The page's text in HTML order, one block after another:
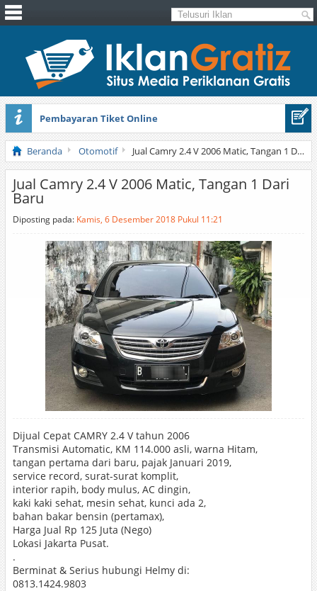
Pembayaran Tiket Online
Masker Sprilulina Tiens
Beranda Otomotif Jual Camry 2.4 V 2006 Matic, Tangan 1 Dari Baru
Jual Camry 2.4 V 2006 Matic, Tangan 1 Dari
Baru
Diposting pada: Kamis, 6 Desember 2018 Pukul 11:21
Dijual Cepat CAMRY 2.4 V tahun 2006
Transmisi Automatic, KM 114.000 asli, warna Hitam,
tangan pertama dari baru, pajak Januari 2019,
service record, surat-surat komplit,
interior rapih, body mulus, AC dingin,
kaki kaki sehat, mesin sehat, kunci ada 2,
bahan bakar bensin (pertamax),
Harga Jual Rp 125 Juta (Nego)
Lokasi Jakarta Pusat.
.
Berminat & Serius hubungi Helmy di:
0813.1424.9803